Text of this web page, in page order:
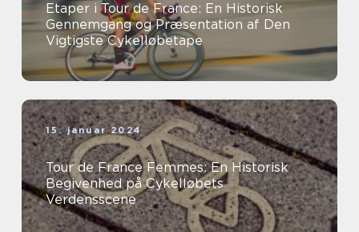
Etaper i Tour de France: En Historisk
Gennemgang og Præsentation af Den
Vigtigste Cykelløbetape
15. januar 2024
Tour de France Femmes: En Historisk
Begivenhed på Cykelløbets
Verdensscene